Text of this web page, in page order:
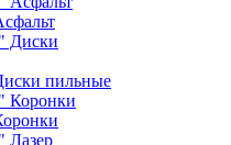
пильные